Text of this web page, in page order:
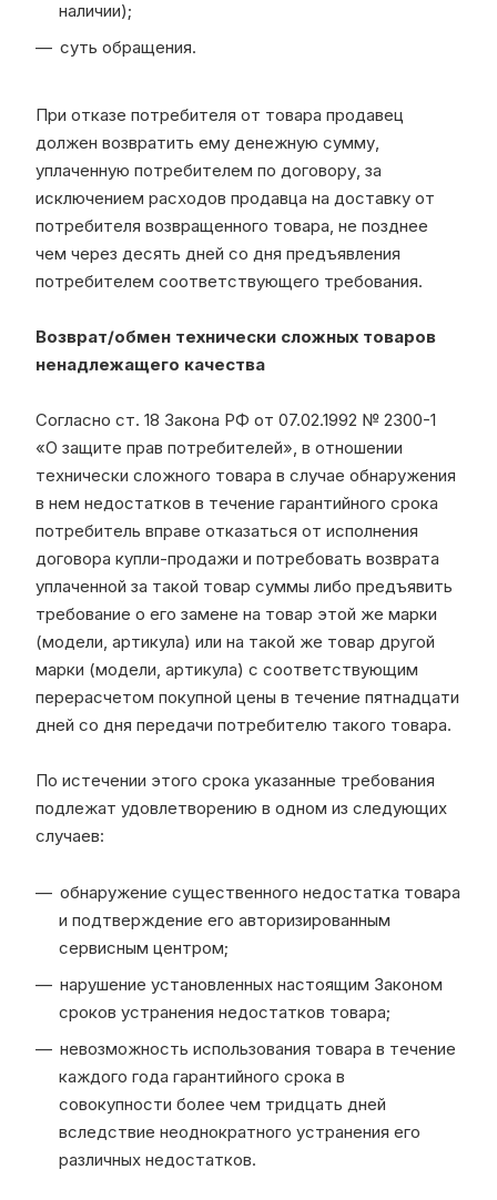
наличии);
суть обращения.
При отказе потребителя от товара продавец
должен возвратить ему денежную сумму,
уплаченную потребителем по договору, за
исключением расходов продавца на доставку от
потребителя возвращенного товара, не позднее
чем через десять дней со дня предъявления
потребителем соответствующего требования.
Возврат/обмен технически сложных товаров
ненадлежащего качества
Согласно ст. 18 Закона РФ от 07.02.1992 № 2300-1
«О защите прав потребителей», в отношении
технически сложного товара в случае обнаружения
в нем недостатков в течение гарантийного срока
потребитель вправе отказаться от исполнения
договора купли-продажи и потребовать возврата
уплаченной за такой товар суммы либо предъявить
требование о его замене на товар этой же марки
(модели, артикула) или на такой же товар другой
марки (модели, артикула) с соответствующим
перерасчетом покупной цены в течение пятнадцати
дней со дня передачи потребителю такого товара.
По истечении этого срока указанные требования
подлежат удовлетворению в одном из следующих
случаев:
обнаружение существенного недостатка товара
и подтверждение его авторизированным
сервисным центром;
нарушение установленных настоящим Законом
сроков устранения недостатков товара;
невозможность использования товара в течение
каждого года гарантийного срока в
совокупности более чем тридцать дней
вследствие неоднократного устранения его
различных недостатков.